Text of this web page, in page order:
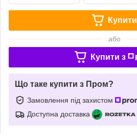
Купити
або
Купити з
Що таке купити з Пром?
Замовлення під захистом
Доступна доставка